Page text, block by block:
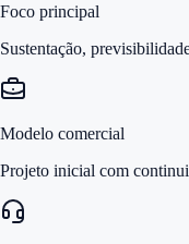
Foco principal
Sustentação,
Modelo comercial
Projeto inicial com